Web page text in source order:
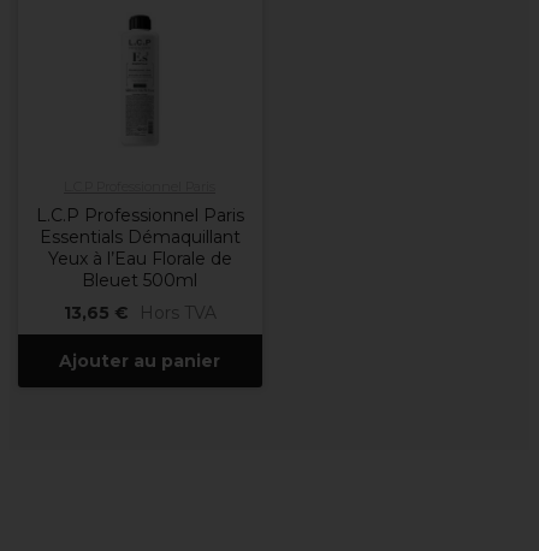
L.C.P Professionnel Paris
Essentials Démaquillant
Yeux à l’Eau Florale de
Bleuet 500ml
13,65 €
Hors TVA
Ajouter au panier